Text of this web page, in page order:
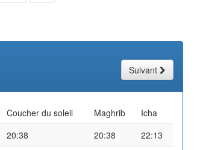
Suivant
Coucher du soleil Maghrib
Icha
20:38 20:38
22:13